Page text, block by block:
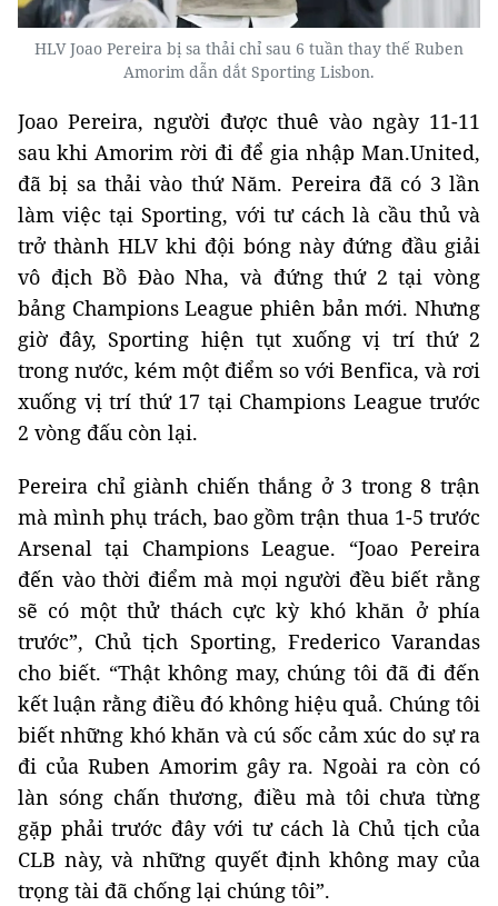
HLV Joao Pereira bị sa thải chỉ sau 6 tuần thay thế Ruben
Amorim dẫn dắt Sporting Lisbon.
Joao Pereira, người được thuê vào ngày 11-11
sau khi Amorim rời đi để gia nhập Man.United,
đã bị sa thải vào thứ Năm. Pereira đã có 3 lần
làm việc tại Sporting, với tư cách là cầu thủ và
trở thành HLV khi đội bóng này đứng đầu giải
vô địch Bồ Đào Nha, và đứng thứ 2 tại vòng
bảng Champions League phiên bản mới. Nhưng
giờ đây, Sporting hiện tụt xuống vị trí thứ 2
trong nước, kém một điểm so với Benfica, và rơi
xuống vị trí thứ 17 tại Champions League trước
2 vòng đấu còn lại.
Pereira chỉ giành chiến thắng ở 3 trong 8 trận
mà mình phụ trách, bao gồm trận thua 1-5 trước
Arsenal tại Champions League. “Joao Pereira
đến vào thời điểm mà mọi người đều biết rằng
sẽ có một thử thách cực kỳ khó khăn ở phía
trước”, Chủ tịch Sporting, Frederico Varandas
cho biết. “Thật không may, chúng tôi đã đi đến
kết luận rằng điều đó không hiệu quả. Chúng tôi
biết những khó khăn và cú sốc cảm xúc do sự ra
đi của Ruben Amorim gây ra. Ngoài ra còn có
làn sóng chấn thương, điều mà tôi chưa từng
gặp phải trước đây với tư cách là Chủ tịch của
CLB này, và những quyết định không may của
trọng tài đã chống lại chúng tôi”.